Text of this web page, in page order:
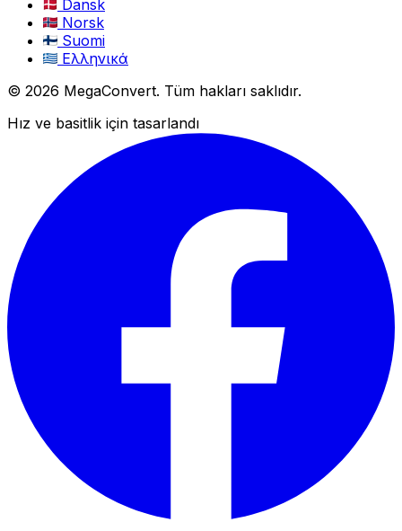
Dansk
Norsk
Suomi
Ελληνικά
© 2026 MegaConvert. Tüm hakları saklıdır.
Hız ve basitlik için tasarlandı